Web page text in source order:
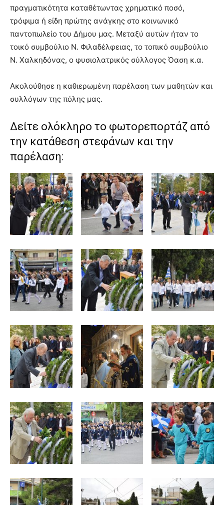
πραγματικότητα καταθέτωντας χρηματικό ποσό,
τρόφιμα ή είδη πρώτης ανάγκης στο κοινωνικό
παντοπωλείο του Δήμου μας. Μεταξύ αυτών ήταν το
τοικό συμβούλιο Ν. Φιλαδέλφειας, το τοπικό συμβούλιο
Ν. Χαλκηδόνας, ο φυσιολατρικός σύλλογος Όαση κ.α.
Ακολούθησε η καθιερωμένη παρέλαση των μαθητών και
συλλόγων της πόλης μας.
Δείτε ολόκληρο το φωτορεπορτάζ από
την κατάθεση στεφάνων και την
παρέλαση: